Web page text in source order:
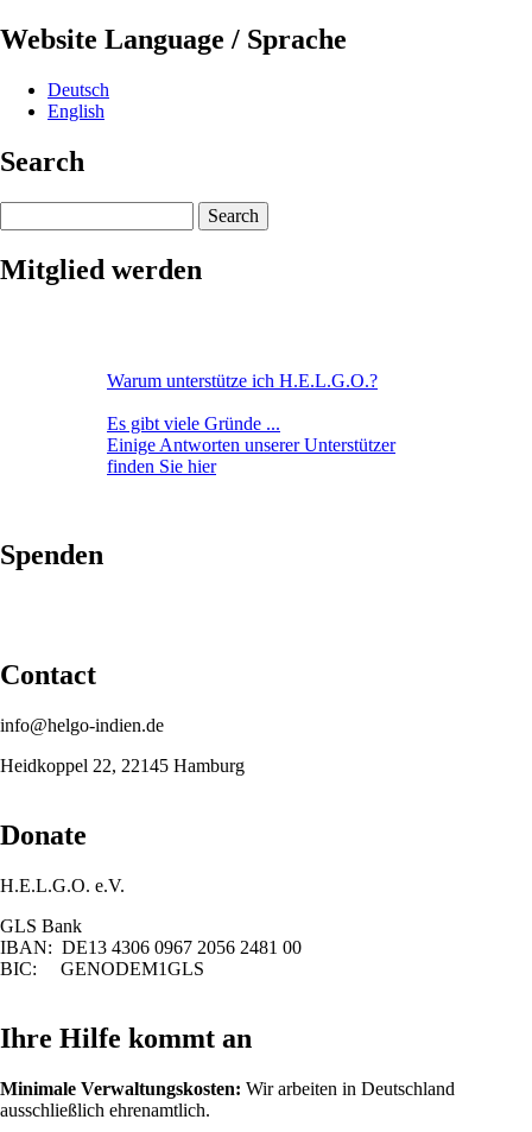
Website Language / Sprache
Deutsch
English
Search
Mitglied werden
Warum unterstütze ich H.E.L.G.O.?
Es gibt viele Gründe ...
Einige Antworten unserer Unterstützer
finden Sie hier
Spenden
Contact
info@helgo-indien.de
Heidkoppel 22, 22145 Hamburg
Donate
H.E.L.G.O. e.V.
GLS Bank
IBAN: DE13 4306 0967 2056 2481 00
BIC: GENODEM1GLS
Ihre Hilfe kommt an
Minimale Verwaltungskosten: Wir arbeiten in Deutschland
ausschließlich ehrenamtlich.